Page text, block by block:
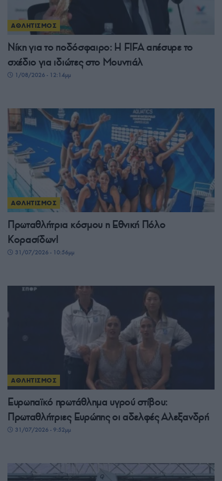
ΑΘΛΗΤΙΣΜΟΣ
Νίκη για το ποδόσφαιρο: Η FIFA απέσυρε το
σχέδιο για ιδιώτες στο Μουντιάλ
1/08/2026 - 12:14μμ
ΑΘΛΗΤΙΣΜΟΣ
Πρωταθλήτρια κόσμου η Εθνική Πόλο
Κορασίδων!
31/07/2026 - 10:56μμ
ΑΘΛΗΤΙΣΜΟΣ
Ευρωπαϊκό πρωτάθλημα υγρού στίβου:
Πρωταθλήτριες Ευρώπης οι αδελφές Αλεξανδρή
31/07/2026 - 9:52μμ